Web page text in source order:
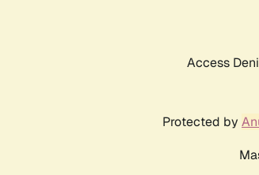
Access
Protected by